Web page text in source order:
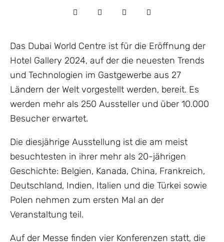
Das Dubai World Centre ist für die Eröffnung der
Hotel Gallery 2024, auf der die neuesten Trends
und Technologien im Gastgewerbe aus 27
Ländern der Welt vorgestellt werden, bereit. Es
werden mehr als 250 Aussteller und über 10.000
Besucher erwartet.
Die diesjährige Ausstellung ist die am meist
besuchtesten in ihrer mehr als 20-jährigen
Geschichte: Belgien, Kanada, China, Frankreich,
Deutschland, Indien, Italien und die Türkei sowie
Polen nehmen zum ersten Mal an der
Veranstaltung teil.
Auf der Messe finden vier Konferenzen statt, die